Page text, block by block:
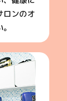
ロンのオ